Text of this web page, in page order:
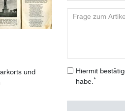
und
Hiermit
habe.*